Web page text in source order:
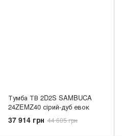
Тумба ТВ 2D2S SAMBUCA
24ZEMZ40 сірий-дуб евок
37 914 грн 44 605 грн